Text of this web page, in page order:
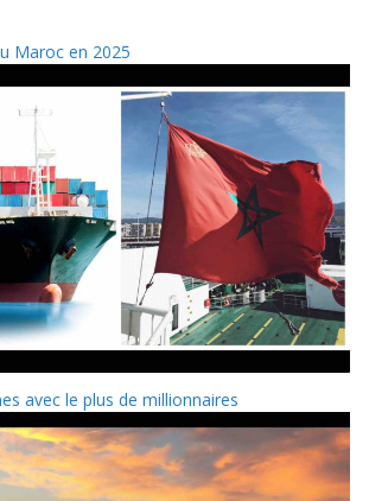
Maroc en 2025
avec le plus de millionnaires